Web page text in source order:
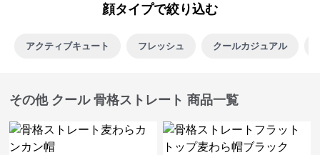
顔タイプで絞り込む
アクティブキュート フレッシュ クールカジュアル
その他 クール 骨格ストレート 商品一覧